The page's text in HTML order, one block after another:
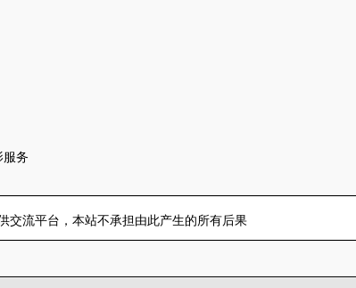
服务
交流平台，本站不承担由此产生的所有后果